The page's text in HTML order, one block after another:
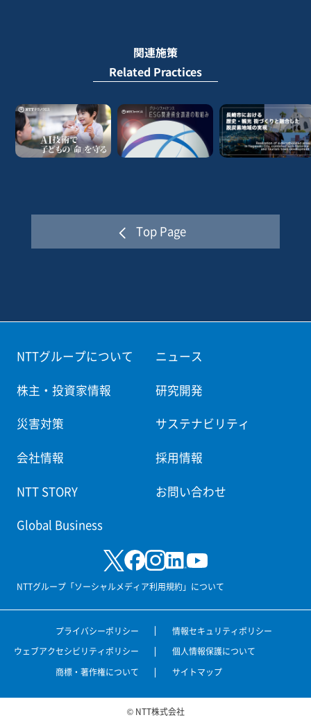
誰もがいきいきと働ける、真にダイバーシティなまちづく
In Oita Prefecture, a business cooperative was
established with a local company to jointly employ
medium-sized enterprises and corporate DX. The
employment of persons with disabilities and the
utilizing management utilizing ICT products of NTT
subsidiary of NTT West, business cooperatives support
the employment retention and development of
diverse community can be created in which everyone
can work actively in the future.
関連施策
Related Practices
Top Page
NTTグループについて ニュース
株主・投資家情報 研究開発
災害対策 サステナビリティ
会社情報 採用情報
NTT STORY お問い合わせ
Global Business
NTTグループ「ソーシャルメディア利用規約」について
プライバシーポリシー
情報セキュリティポリシー
ウェブアクセシビリティポリシー
個人情報保護について
商標・著作権について
サイトマップ
© NTT株式会社